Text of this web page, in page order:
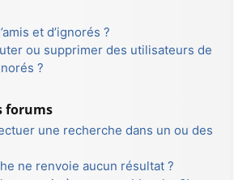
et d’ignorés ?
ou supprimer des utilisateurs de
?
forums
une recherche dans un ou des
ne renvoie aucun résultat ?